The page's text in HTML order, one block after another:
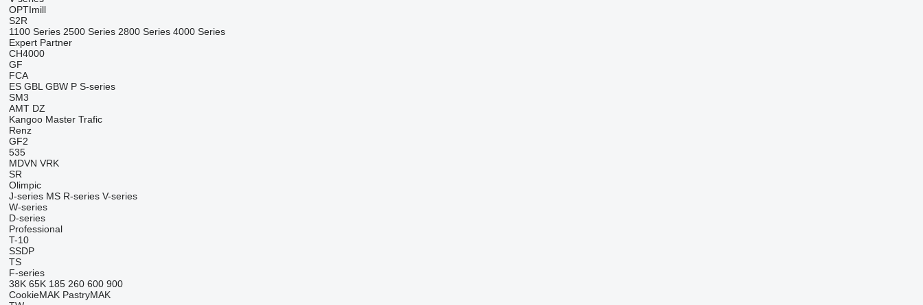
OPTImill
S2R
1100 Series 2500 Series 2800 Series 4000 Series
Expert Partner
CH4000
GF
FCA
ES GBL GBW P S-series
SM3
AMT DZ
Kangoo Master Trafic
Renz
GF2
535
MDVN VRK
SR
Olimpic
J-series MS R-series V-series
W-series
D-series
Professional
T-10
SSDP
TS
F-series
38K 65K 185 260 600 900
CookieMAK PastryMAK